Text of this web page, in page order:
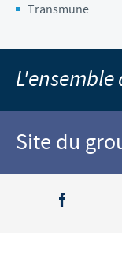
Transmune
L'ensemble
Site du